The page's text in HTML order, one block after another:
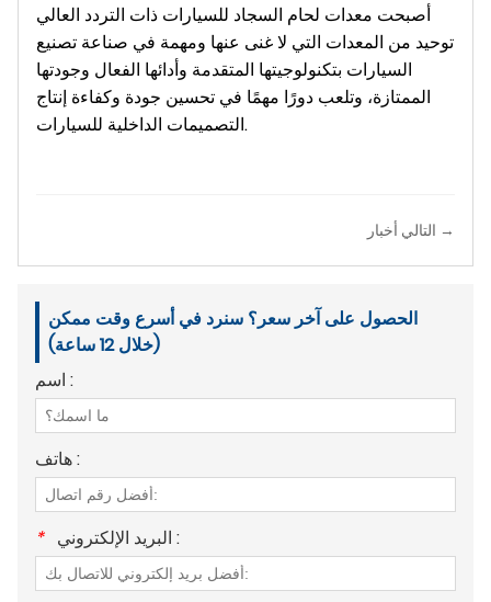
أصبحت معدات لحام السجاد للسيارات ذات التردد العالي
توحيد من المعدات التي لا غنى عنها ومهمة في صناعة تصنيع
السيارات بتكنولوجيتها المتقدمة وأدائها الفعال وجودتها
الممتازة، وتلعب دورًا مهمًا في تحسين جودة وكفاءة إنتاج
التصميمات الداخلية للسيارات.
التالي أخبار →
الحصول على آخر سعر؟ سنرد في أسرع وقت ممكن
(خلال 12 ساعة)
اسم :
هاتف :
* البريد الإلكتروني :